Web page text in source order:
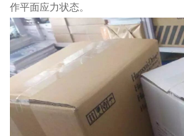
作平面应力状态。